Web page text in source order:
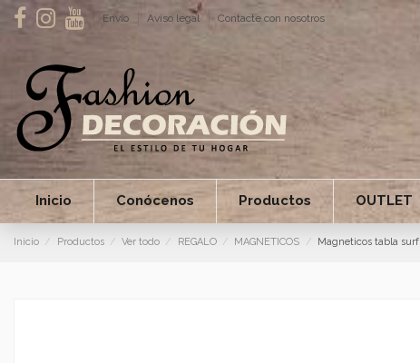
Envío Aviso legal Contacte con nosotros
Inicio Conócenos Productos OUTLET
Inicio Productos Ver todo REGALO MAGNETICOS Magneticos tabla surf